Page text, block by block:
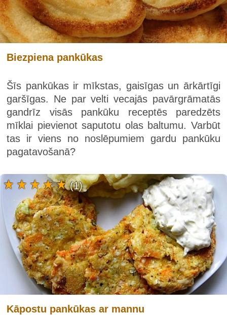
Biezpiena pankūkas
Šīs pankūkas ir mīkstas, gaisīgas un ārkārtīgi
garšīgas. Ne par velti vecajās pavārgrāmatās
gandrīz visās pankūku receptēs paredzēts
mīklai pievienot saputotu olas baltumu. Varbūt
tas ir viens no noslēpumiem gardu pankūku
pagatavošanā?
Kāpostu pankūkas ar mannu
(1)